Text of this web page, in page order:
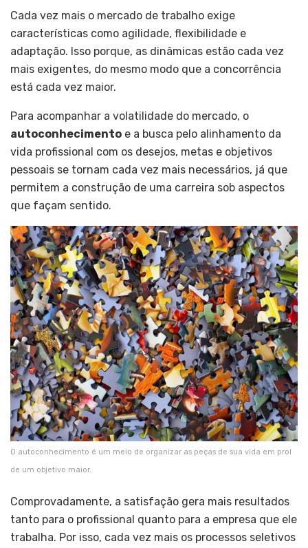
Cada vez mais o mercado de trabalho exige
características como agilidade, flexibilidade e
adaptação. Isso porque, as dinâmicas estão cada vez
mais exigentes, do mesmo modo que a concorrência
está cada vez maior.
Para acompanhar a volatilidade do mercado, o
autoconhecimento e a busca pelo alinhamento da
vida profissional com os desejos, metas e objetivos
pessoais se tornam cada vez mais necessários, já que
permitem a construção de uma carreira sob aspectos
que façam sentido.
O autoconhecimento é um meio de organizar as peças de sua vida em prol
de um objetivo maior.
Comprovadamente, a satisfação gera mais resultados
tanto para o profissional quanto para a empresa que ele
trabalha. Por isso, cada vez mais os processos seletivos